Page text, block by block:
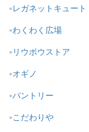
レガネットキュート
わくわく広場
リウボウストア
オギノ
パントリー
こだわりや